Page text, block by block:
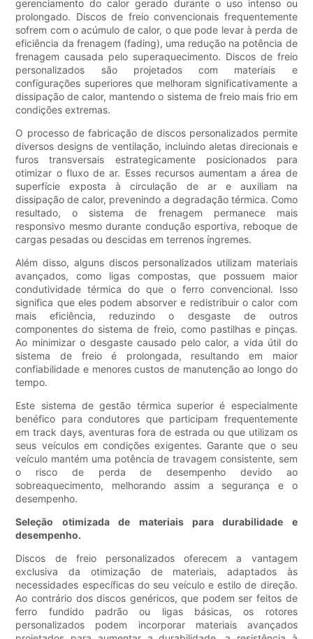
gerenciamento do calor gerado durante o uso intenso ou
prolongado. Discos de freio convencionais frequentemente
sofrem com o acúmulo de calor, o que pode levar à perda de
eficiência da frenagem (fading), uma redução na potência de
frenagem causada pelo superaquecimento. Discos de freio
personalizados são projetados com materiais e
configurações superiores que melhoram significativamente a
dissipação de calor, mantendo o sistema de freio mais frio em
condições extremas.
O processo de fabricação de discos personalizados permite
diversos designs de ventilação, incluindo aletas direcionais e
furos transversais estrategicamente posicionados para
otimizar o fluxo de ar. Esses recursos aumentam a área de
superfície exposta à circulação de ar e auxiliam na
dissipação de calor, prevenindo a degradação térmica. Como
resultado, o sistema de frenagem permanece mais
responsivo mesmo durante condução esportiva, reboque de
cargas pesadas ou descidas em terrenos íngremes.
Além disso, alguns discos personalizados utilizam materiais
avançados, como ligas compostas, que possuem maior
condutividade térmica do que o ferro convencional. Isso
significa que eles podem absorver e redistribuir o calor com
mais eficiência, reduzindo o desgaste de outros
componentes do sistema de freio, como pastilhas e pinças.
Ao minimizar o desgaste causado pelo calor, a vida útil do
sistema de freio é prolongada, resultando em maior
confiabilidade e menores custos de manutenção ao longo do
tempo.
Este sistema de gestão térmica superior é especialmente
benéfico para condutores que participam frequentemente
em track days, aventuras fora de estrada ou que utilizam os
seus veículos em condições exigentes. Garante que o seu
veículo mantém uma potência de travagem consistente, sem
o risco de perda de desempenho devido ao
sobreaquecimento, melhorando assim a segurança e o
desempenho.
Seleção otimizada de materiais para durabilidade e
desempenho.
Discos de freio personalizados oferecem a vantagem
exclusiva da otimização de materiais, adaptados às
necessidades específicas do seu veículo e estilo de direção.
Ao contrário dos discos genéricos, que podem ser feitos de
ferro fundido padrão ou ligas básicas, os rotores
personalizados podem incorporar materiais avançados